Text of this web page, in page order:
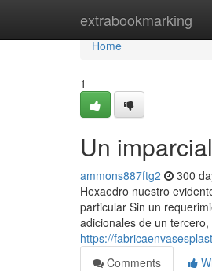
extrabookmarking
Home
Home
1
Un
ammons887ftg2 300
Hexaedro nuestro
particular Sin un
adicionales de un
https://
Comments